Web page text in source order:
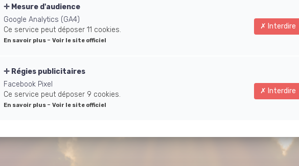
Mesure d'audience
Google Analytics (GA4)
Ce service peut déposer 11 cookies.
En savoir plus - Voir le site officiel
Interdire
Régies publicitaires
Facebook Pixel
Ce service peut déposer 9 cookies.
En savoir plus - Voir le site officiel
Interdire